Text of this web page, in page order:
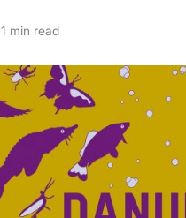
1 min read